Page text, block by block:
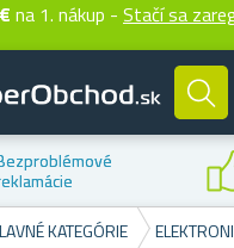
na 1. nákup - Stačí sa
KATEGÓRIE